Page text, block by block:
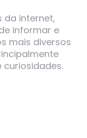
da internet,
informar e
mais diversos
curiosidades.